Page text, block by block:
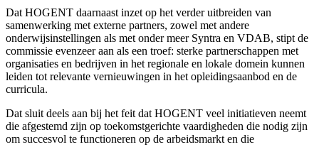
Dat HOGENT daarnaast inzet op het verder uitbreiden van
samenwerking met externe partners, zowel met andere
onderwijsinstellingen als met onder meer Syntra en VDAB, stipt de
commissie evenzeer aan als een troef: sterke partnerschappen met
organisaties en bedrijven in het regionale en lokale domein kunnen
leiden tot relevante vernieuwingen in het opleidingsaanbod en de
curricula.
Dat sluit deels aan bij het feit dat HOGENT veel initiatieven neemt
die afgestemd zijn op toekomstgerichte vaardigheden die nodig zijn
om succesvol te functioneren op de arbeidsmarkt en die